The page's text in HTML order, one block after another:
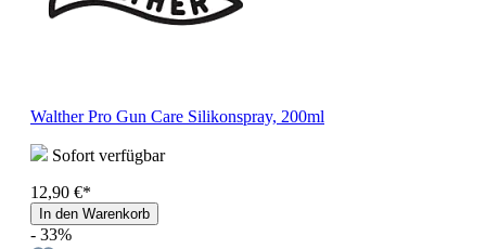
Walther Pro Gun Care Silikonspray, 200ml
Sofort verfügbar
12,90 €*
In den Warenkorb
- 33%